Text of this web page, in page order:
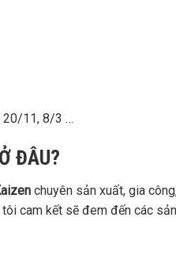
20/11, 8/3 …
ĐÂU?
chuyên sản xuất, gia
cam kết sẽ đem đến các